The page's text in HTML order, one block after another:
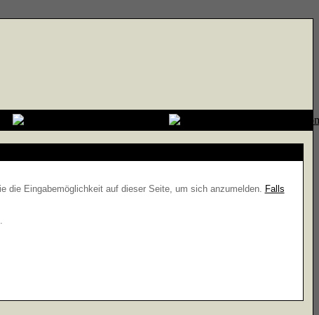
die Eingabemöglichkeit auf dieser Seite, um sich anzumelden. Falls